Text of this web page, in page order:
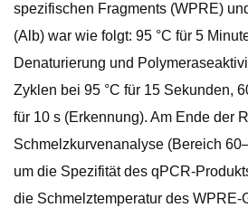
spezifischen Fragments (WPRE)
(Alb) war wie folgt: 95 °C für 5
Denaturierung und
Zyklen bei 95 °C für 15 Sekunden,
für 10 s (Erkennung). Am Ende der
Schmelzkurvenanalyse (Bereich
um die Spezifität des qPCR-
die Schmelztemperatur des WPRE-